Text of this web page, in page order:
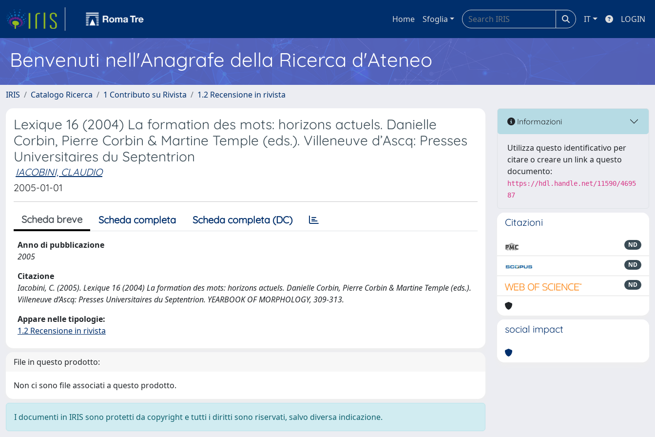
Home Sfoglia IT LOGIN
Benvenuti nell'Anagrafe della Ricerca d'Ateneo
IRIS Catalogo Ricerca 1 Contributo su Rivista 1.2 Recensione in rivista
Lexique 16 (2004) La formation des mots: horizons actuels. Danielle
Corbin, Pierre Corbin & Martine Temple (eds.). Villeneuve d’Ascq: Presses
Universitaires du Septentrion
IACOBINI, CLAUDIO
2005-01-01
Scheda breve Scheda completa Scheda completa (DC)
Anno di pubblicazione
2005
Citazione
Iacobini, C. (2005). Lexique 16 (2004) La formation des mots: horizons actuels. Danielle Corbin, Pierre Corbin & Martine Temple (eds.).
Villeneuve d’Ascq: Presses Universitaires du Septentrion. YEARBOOK OF MORPHOLOGY, 309-313.
Appare nelle tipologie:
1.2 Recensione in rivista
File in questo prodotto:
Non ci sono file associati a questo prodotto.
I documenti in IRIS sono protetti da copyright e tutti i diritti sono riservati, salvo diversa indicazione.
Informazioni
Utilizza questo identificativo per
citare o creare un link a questo
documento:
https://hdl.handle.net/11590/4695
87
Citazioni
ND
ND
ND
social impact